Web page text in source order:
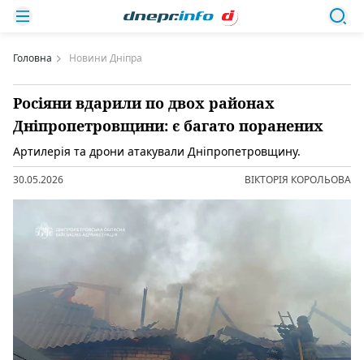
Головна Новини Дніпра
Росіяни вдарили по двох районах
Дніпропетровщини: є багато поранених
Артилерія та дрони атакували Дніпропетровщину.
30.05.2026 ВІКТОРІЯ КОРОЛЬОВА